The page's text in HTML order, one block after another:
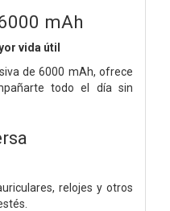
mAh
vida útil
de 6000 mAh, ofrece
todo el día sin
relojes y otros